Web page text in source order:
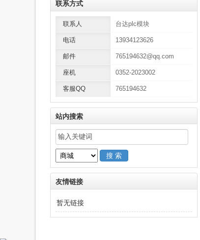
联系方式
联系人 台达plc模块
电话 13934123626
邮件 765194632@qq.com
座机 0352-2023002
客服QQ 765194632
站内搜索
友情链接
暂无链接